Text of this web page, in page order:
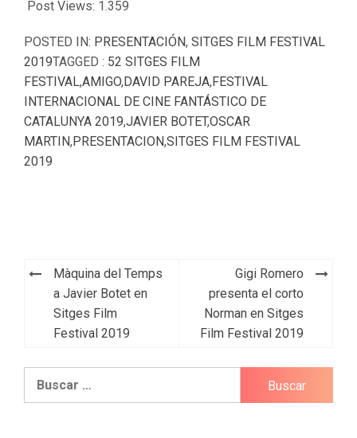
Post Views: 1.359
POSTED IN: PRESENTACIÓN, SITGES FILM FESTIVAL
2019TAGGED : 52 SITGES FILM
FESTIVAL,AMIGO,DAVID PAREJA,FESTIVAL
INTERNACIONAL DE CINE FANTÁSTICO DE
CATALUNYA 2019,JAVIER BOTET,OSCAR
MARTIN,PRESENTACION,SITGES FILM FESTIVAL
2019
Navegación
entradas
Màquina del Temps
a Javier Botet en
Sitges Film
Festival 2019
Gigi Romero
presenta el corto
Norman en Sitges
Film Festival 2019